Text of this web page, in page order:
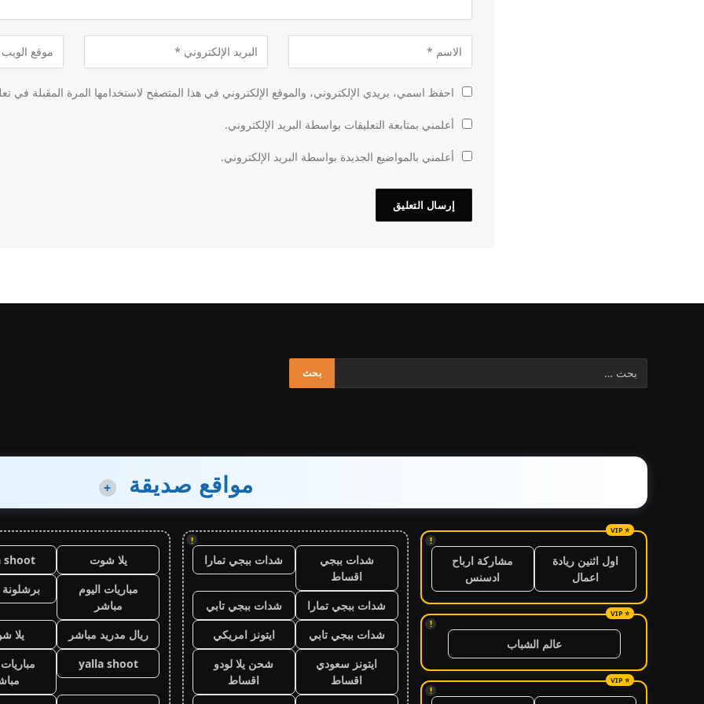
احفظ اسمي، بريدي الإلكتروني، والموقع الإلكتروني في هذا المتصفح لاستخدامها المرة المقبلة في
أعلمني بمتابعة التعليقات بواسطة البريد الإلكتروني.
أعلمني بالمواضيع الجديدة بواسطة البريد الإلكتروني.
مواقع صديقة +
!
اول اثنين ريادة
اعمال
مشاركة ارباح
ادسنس
!
عالم الشباب
!
!
شدات ببجي
اقساط
شدات ببجي تمارا
شدات ببجي تمارا
شدات ببجي تابي
شدات ببجي تابي
ايتونز امريكي
ايتونز سعودي
اقساط
شحن يلا لودو
اقساط
يلا شوت
shoot
مباريات اليوم
مباشر
ريال مدريد مباشر
يلا
yalla shoot